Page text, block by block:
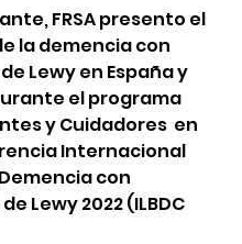
FRSA presento el
la demencia con
Lewy en España y
el programa
y Cuidadores  en
Internacional
con
Lewy 2022 (ILBDC